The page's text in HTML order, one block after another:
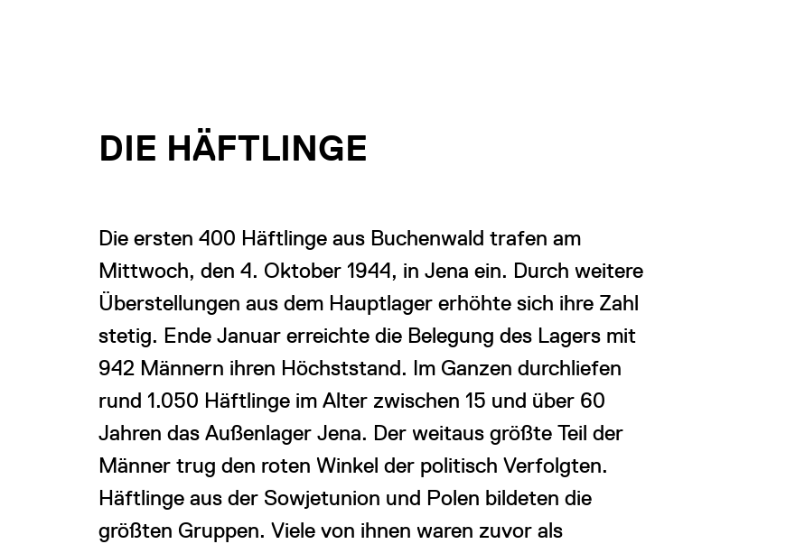
DIE HÄFTLINGE
Die ersten 400 Häftlinge aus Buchenwald trafen am
Mittwoch, den 4. Oktober 1944, in Jena ein. Durch weitere
Überstellungen aus dem Hauptlager erhöhte sich ihre Zahl
stetig. Ende Januar erreichte die Belegung des Lagers mit
942 Männern ihren Höchststand. Im Ganzen durchliefen
rund 1.050 Häftlinge im Alter zwischen 15 und über 60
Jahren das Außenlager Jena. Der weitaus größte Teil der
Männer trug den roten Winkel der politisch Verfolgten.
Häftlinge aus der Sowjetunion und Polen bildeten die
größten Gruppen. Viele von ihnen waren zuvor als